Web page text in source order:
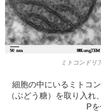
ミトコンドリ
細胞の中にいるミトコ
（ぶどう糖）を取り入
P